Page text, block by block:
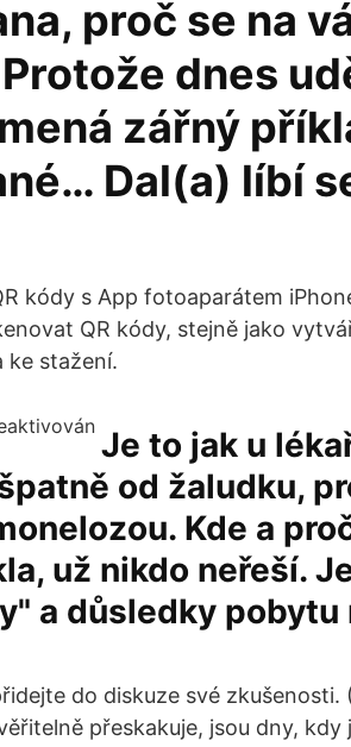
proč se na
dnes
zářný
Dal(a) líbí
kódy s App fotoaparátem
QR kódy, stejně jako
ke stažení.
Je to jak u
od žaludku,
Kde a
už nikdo neřeší.
a důsledky pobytu
do diskuze své zkušenosti.
přeskakuje, jsou dny, kdy